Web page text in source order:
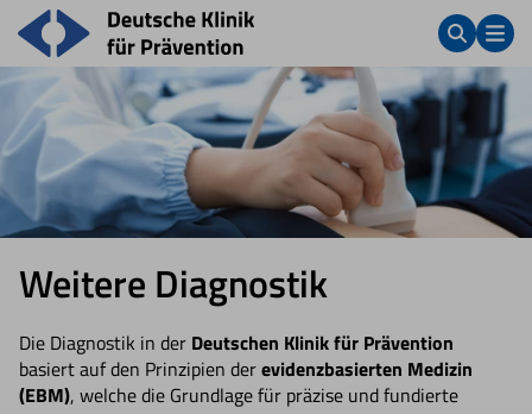
Weitere Diagnostik
Die Diagnostik in der Deutschen Klinik für Prävention
basiert auf den Prinzipien derevidenzbasierten Medizin
(EBM), welche die Grundlage für präzise und fundierte